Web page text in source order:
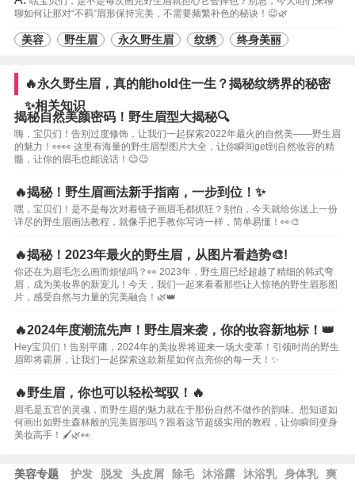
聊如何让那对“不羁”眉形保持完美，不需要频繁补色的秘诀！😉🌿
美容 野生眉 永久野生眉 纹绣 终身美丽
🔥永久野生眉，真的能hold住一生？揭秘纹绣界的秘密
✨相关知识
揭秘自然美颜密码！野生眉型大揭秘🔍
嗨，宝贝们！告别过度修饰，让我们一起探索2022年最火的自然美——野生眉
的魅力！👀👀 这里有海量的野生眉型图片大全，让你瞬间get到自然妆容的精
髓，让你的眉毛也能说话！😉😉
🔥揭秘！野生眉画法新手指南，一步到位！✨
嘿，宝贝们！是不是每次对着镜子画眉毛都抓狂？别怕，今天就给你送上一份
详尽的野生眉画法教程，就像手把手教你写诗一样，简单易懂！👀🎨
🔥揭秘！2023年最火的野生眉，从图片看趋势🎨!
你还在为眉毛怎么画而烦恼吗？👀 2023年，野生眉已经超越了精细的韩式弯
眉，成为美妆界的新宠儿！今天，我们一起来看看那些让人惊艳的野生眉形图
片，感受自然与力量的完美融合！🌿👑
🔥2024年度潮流先声！野生眉来袭，你的妆容新地标！👑
Hey宝贝们！告别平庸，2024年的美妆界将迎来一场大变革！引领时尚的野生
眉即将霸屏，让我们一起探索这款新星如何点亮你的每一天！✨
🔥野生眉，你也可以轻松驾驭！🔥
眉毛是五官的灵魂，而野生眉的魅力就在于那份自然不做作的韵味。想知道如
何画出如野生森林般的完美眉形吗？跟着这节超级实用的教程，让你瞬间变身
美妆高手！🖌️🌿👀
美容专题 护发 脱发 头皮屑 除毛 沐浴露 沐浴乳 身体乳
爽